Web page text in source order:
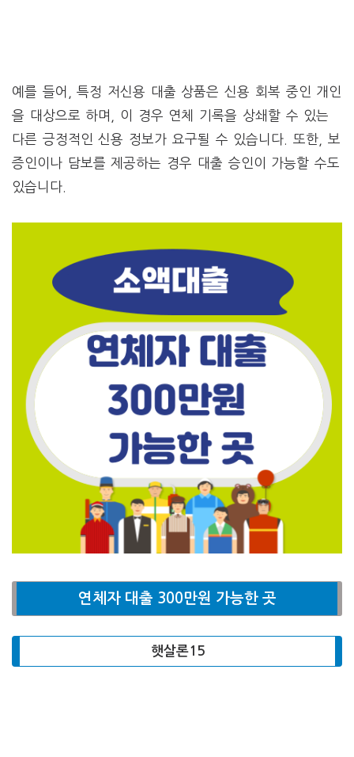
예를 들어, 특정 저신용 대출 상품은 신용 회복 중인 개인
을 대상으로 하며, 이 경우 연체 기록을 상쇄할 수 있는
다른 긍정적인 신용 정보가 요구될 수 있습니다. 또한, 보
증인이나 담보를 제공하는 경우 대출 승인이 가능할 수도
있습니다.
연체자 대출 300만원 가능한 곳
햇살론15